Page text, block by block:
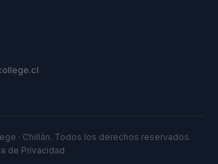
· Chillán. Todos los derechos reservados.
de Privacidad